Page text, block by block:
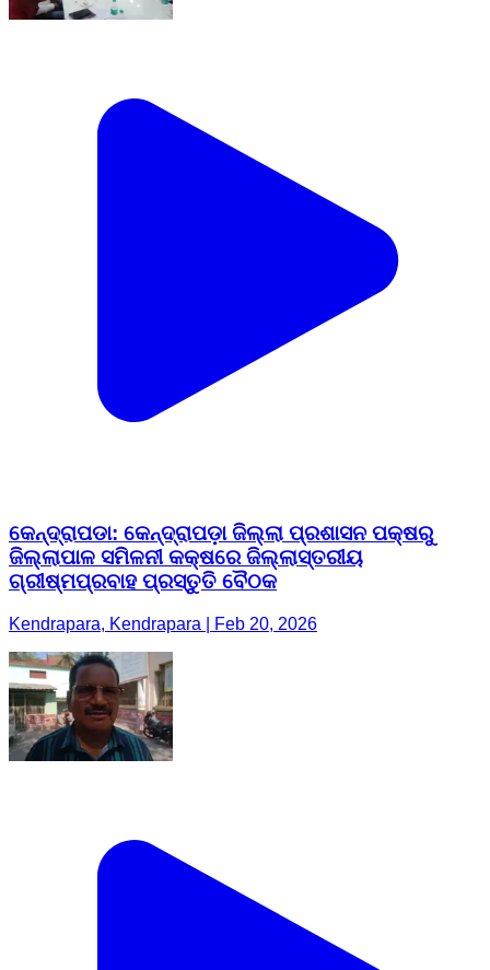
କେନ୍ଦ୍ରାପଡା: କେନ୍ଦ୍ରାପଡ଼ା ଜିଲ୍ଲା ପ୍ରଶାସନ ପକ୍ଷରୁ
ଜିଲ୍ଲାପାଳ ସମିଳନୀ କକ୍ଷରେ ଜିଲ୍ଲାସ୍ତରୀୟ
ଗ୍ରୀଷ୍ମପ୍ରବାହ ପ୍ରସ୍ତୁତି ବୈଠକ
Kendrapara, Kendrapara | Feb 20, 2026